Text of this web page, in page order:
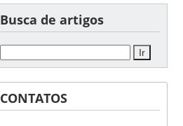
Busca de artigos
CONTATOS